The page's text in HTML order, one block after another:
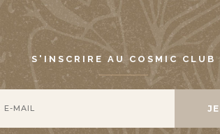
S'INSCRIRE AU COSMIC CLUB